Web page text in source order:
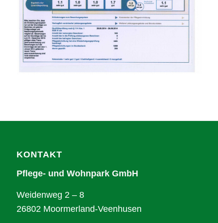
KONTAKT
Pflege- und Wohnpark GmbH
Weidenweg 2 – 8
26802 Moormerland-Veenhusen